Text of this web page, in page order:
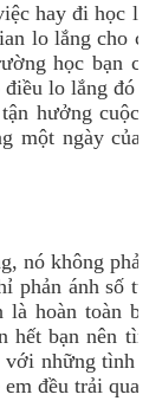
hay đi học là
lo lắng cho
học bạn
lo lắng đó
hưởng cuộc
một ngày của
nó không phản
phản ánh số
là hoàn toàn
bạn nên tìm
những tình
đều trải qua.